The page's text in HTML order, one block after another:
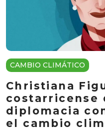
CAMBIO CLIMÁTICO
Christiana
costarricense
diplomacia
el cambio